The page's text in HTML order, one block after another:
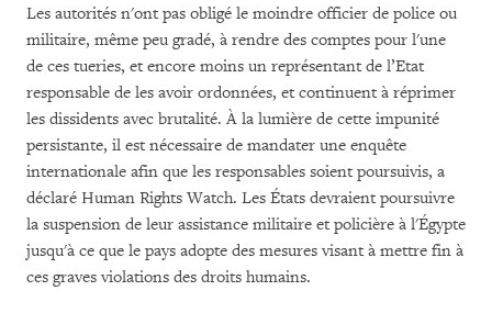
Les autorités n'ont pas obligé le moindre officier de police ou
militaire, même peu gradé, à rendre des comptes pour l'une
de ces tueries, et encore moins un représentant de l’Etat
responsable de les avoir ordonnées, et continuent à réprimer
les dissidents avec brutalité. À la lumière de cette impunité
persistante, il est nécessaire de mandater une enquête
internationale afin que les responsables soient poursuivis, a
déclaré Human Rights Watch. Les États devraient poursuivre
la suspension de leur assistance militaire et policière à l'Égypte
jusqu'à ce que le pays adopte des mesures visant à mettre fin à
ces graves violations des droits humains.